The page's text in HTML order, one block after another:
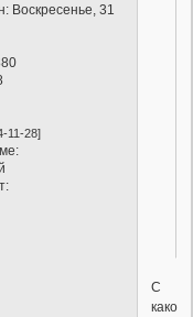
: Воскресенье, 31
11-28]
С
какой